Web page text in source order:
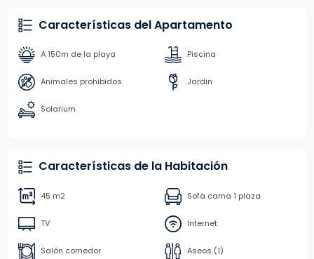
Características del Apartamento
A 150m de la playa Piscina
Animales prohibidos Jardin
Solarium
Características de la Habitación
45 m2 Sofá cama 1 plaza
TV Internet
Salón comedor Aseos (1)